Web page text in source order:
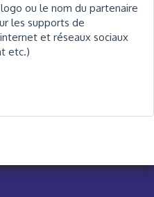
ou le nom du partenaire
les supports de
et réseaux sociaux
etc.)